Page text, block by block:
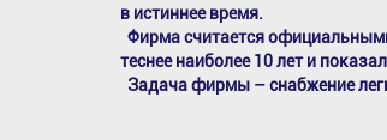
в истиннее время.
Фирма считается
теснее наиболее 10 лет и
Задача фирмы – снабжение